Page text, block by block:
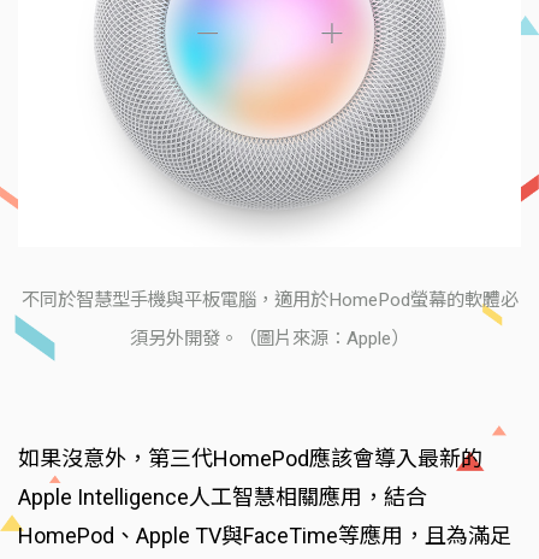
不同於智慧型手機與平板電腦，適用於HomePod螢幕的軟體必
須另外開發。（圖片來源：Apple）
如果沒意外，第三代HomePod應該會導入最新的
Apple Intelligence人工智慧相關應用，結合
HomePod、Apple TV與FaceTime等應用，且為滿足